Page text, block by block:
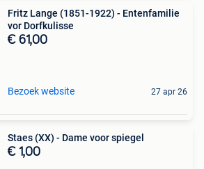
Fritz Lange (1851-1922) - Entenfamilie
vor Dorfkulisse
€ 61,00
Bezoek website 27 apr 26
Staes (XX) - Dame voor spiegel
€ 1,00